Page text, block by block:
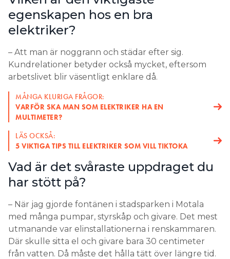
egenskapen hos en bra
elektriker?
– Att man är noggrann och städar efter sig.
Kundrelationer betyder också mycket, eftersom
arbetslivet blir väsentligt enklare då.
MÅNGA KLURIGA FRÅGOR:
VARFÖR SKA MAN SOM ELEKTRIKER HA EN
MULTIMETER?
LÄS OCKSÅ:
5 VIKTIGA TIPS TILL ELEKTRIKER SOM VILL TIKTOKA
Vad är det svåraste uppdraget du
har stött på?
– När jag gjorde fontänen i stadsparken i Motala
med många pumpar, styrskåp och givare. Det mest
utmanande var elinstallationerna i renskammaren.
Där skulle sitta el och givare bara 30 centimeter
från vatten. Då måste det hålla tätt över längre tid.